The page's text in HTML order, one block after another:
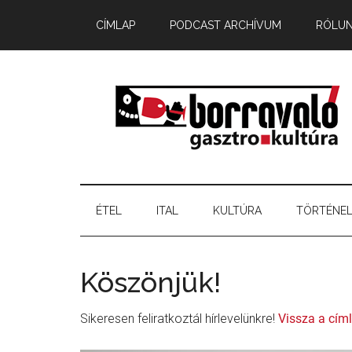
CÍMLAP PODCAST ARCHÍVUM
ÉTEL ITAL KULTÚRA
Köszönjük!
Sikeresen feliratkoztál hírlevelünkre! Vissza a